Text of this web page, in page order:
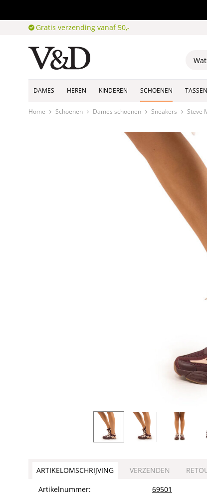
Gratis verzending vanaf 50,-
DAMES HEREN KINDEREN SCHOENEN TASSEN
Home Schoenen Dames schoenen Sneakers Steve
ARTIKELOMSCHRIJVING VERZENDEN
Artikelnummer:
69501